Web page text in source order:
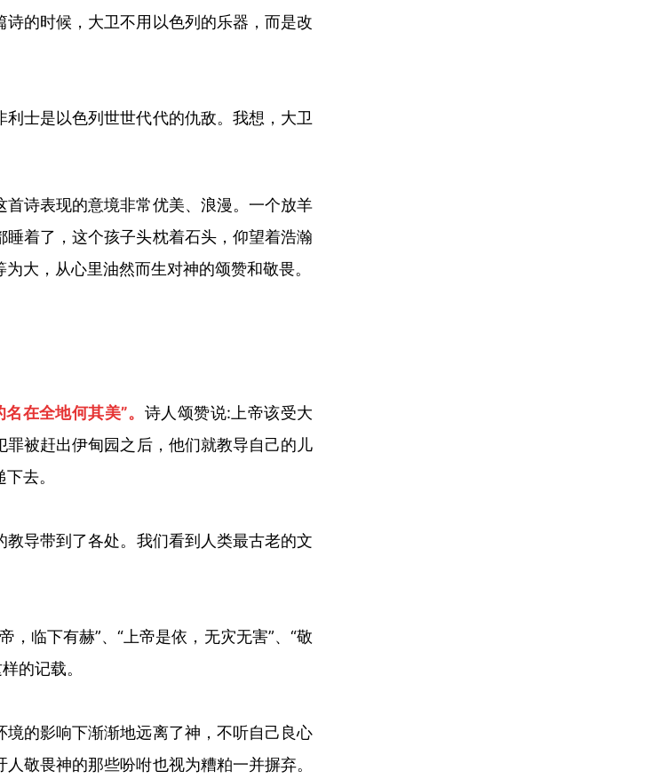
的时候，大卫不用以色列的乐器，而是改
士是以色列世世代代的仇敌。我想，大卫
诗表现的意境非常优美、浪漫。一个放羊
着了，这个孩子头枕着石头，仰望着浩瀚
大，从心里油然而生对神的颂赞和敬畏。
名在全地何其美”。 诗人颂赞说:上帝该受大
罪被赶出伊甸园之后，他们就教导自己的儿
去。
导带到了各处。我们看到人类最古老的文
，临下有赫”、“上帝是依，无灾无害”、“敬
的记载。
的影响下渐渐地远离了神，不听自己良心
敬畏神的那些吩咐也视为糟粕一并摒弃。